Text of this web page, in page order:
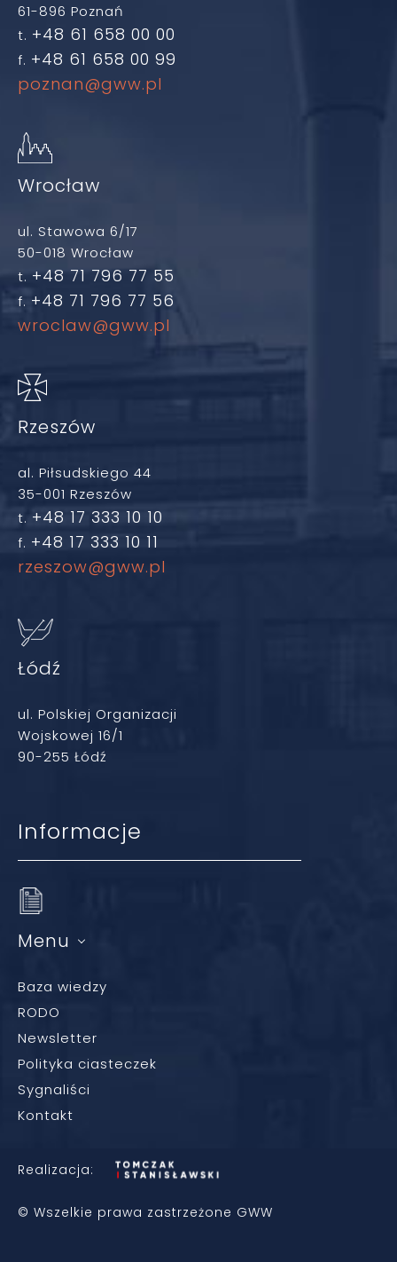
61-896 Poznań
t. +48 61 658 00 00
f. +48 61 658 00 99
poznan@gww.pl
Wrocław
ul. Stawowa 6/17
50-018 Wrocław
t. +48 71 796 77 55
f. +48 71 796 77 56
wroclaw@gww.pl
Rzeszów
al. Piłsudskiego 44
35-001 Rzeszów
t. +48 17 333 10 10
f. +48 17 333 10 11
rzeszow@gww.pl
Łódź
ul. Polskiej Organizacji
Wojskowej 16/1
90-255 Łódź
Informacje
Menu
Baza wiedzy
RODO
Newsletter
Polityka ciasteczek
Sygnaliści
Kontakt
Realizacja:
© Wszelkie prawa zastrzeżone GWW